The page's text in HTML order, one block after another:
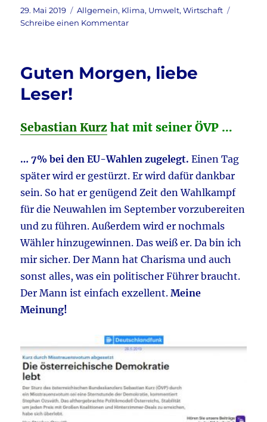
c
e
o
o
it
te
ai
l
le
n
Veröffentlicht
am
29. Mai 2019 Kategorien
Allgemein, Klima, Umwelt,Wirtschaft
Schreibe einen Kommentarzu
Energiewende
Guten Morgen, liebe
Leser!
Sebastian Kurz hat mit seiner ÖVP …
… 7% bei den EU-Wahlen zugelegt. Einen Tag
später wird er gestürzt. Er wird dafür dankbar
sein. So hat er genügend Zeit den Wahlkampf
für die Neuwahlen im September vorzubereiten
und zu führen. Außerdem wird er nochmals
Wähler hinzugewinnen. Das weiß er. Da bin ich
mir sicher. Der Mann hat Charisma und auch
sonst alles, was ein politischer Führer braucht.
Der Mann ist einfach exzellent.Meine
Meinung!